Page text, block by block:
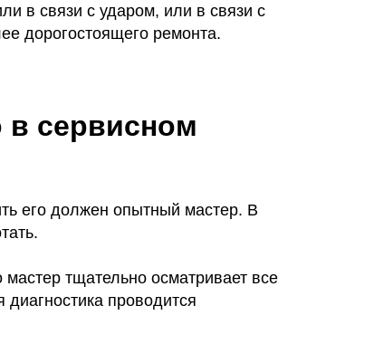
в связи с ударом, или в связи с
дорогостоящего ремонта.
в сервисном
его должен опытный мастер. В
тщательно осматривает все
проводится